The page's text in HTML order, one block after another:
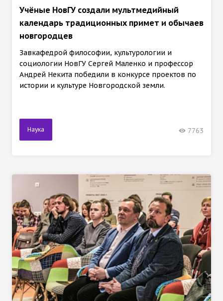
Учёные НовГУ создали мультмедийный
календарь традиционных примет и обычаев
новгородцев
Завкафедрой философии, культурологии и
социологии НовГУ Сергей Маленко и профессор
Андрей Некита победили в конкурсе проектов по
истории и культуре Новгородской земли.
Наука 7763